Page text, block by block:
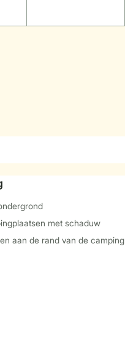
met schaduw
aan de rand van de camping